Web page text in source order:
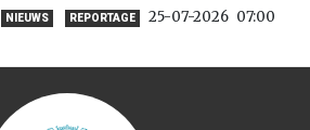
NIEUWS REPORTAGE 25-07-2026 07:00